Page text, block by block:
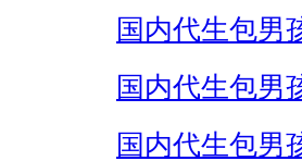
国内代生包男
国内代生包男
国内代生包男